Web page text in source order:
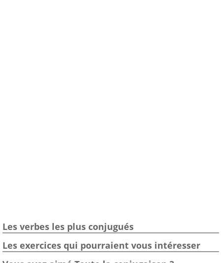
Les verbes les plus conjugués
Les exercices qui pourraient vous intéresser